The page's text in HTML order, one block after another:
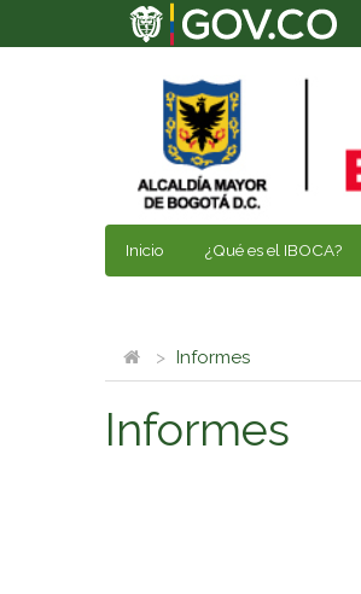
Inicio ¿Qué es el IBOCA?
Informes
Informes